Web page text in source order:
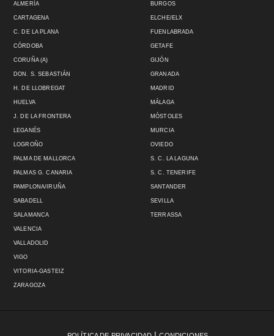
ALMERÍA BURGOS
CARTAGENA
C. DE LA PLANA
CÓRDOBA
CORUÑA (A)
DON. S. SEBASTIÁN
ELCHE/ELX
FUENLABRADA
GETAFE
GIJÓN
GRANADA
H. DE LLOBREGAT
HUELVA
J. DE LA FRONTERA
LEGANÉS
LOGROÑO
MADRID
MÁLAGA
MÓSTOLES
MURCIA
OVIEDO
PALMA DE MALLORCA
PALMAS G. CANARIA
PAMPLONA/IRUÑA
SABADELL
SALAMANCA
S. C. LA LAGUNA
S. C. TENERIFE
SANTANDER
SEVILLA
TERRASSA
VALENCIA
VALLADOLID
VIGO
VITORIA-GASTEIZ
ZARAGOZA